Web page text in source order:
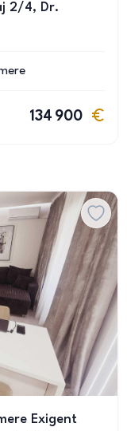
2/4, Dr.
134 900
Exigent